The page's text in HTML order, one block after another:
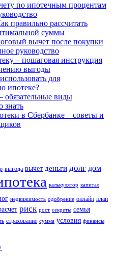
по ипотечным процентам
правильно рассчитать
суммы
вычет после покупки
руководство
– пошаговая инструкция
выгоды
для
ипотеке?
обязательные виды
знать
в Сбербанке – советы и
выгода вычет деньги долг дом
калькулятор капитал
недвижимость одобрение онлайн план
риск рост секреты семья
страхование сумма условия финансы